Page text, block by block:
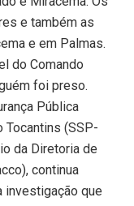
e também as
e em Palmas.
do Comando
foi preso.
Pública
Tocantins (SSP-
da Diretoria de
continua
que